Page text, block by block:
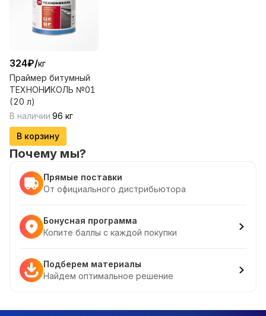
324₽/кг
Праймер битумный
ТЕХНОНИКОЛЬ №01
(20 л)
В наличии 96 кг
В корзину
Почему мы?
Прямые поставки
От официального дистрибьютора
Бонусная программа
Копите баллы с каждой покупки
Подберем материалы
Найдем оптимальное решение